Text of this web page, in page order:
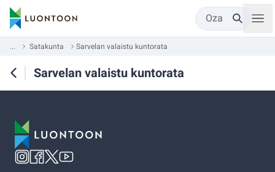
Oza
... Satakunta Sarvelan valaistu kuntorata
Sarvelan valaistu kuntorata